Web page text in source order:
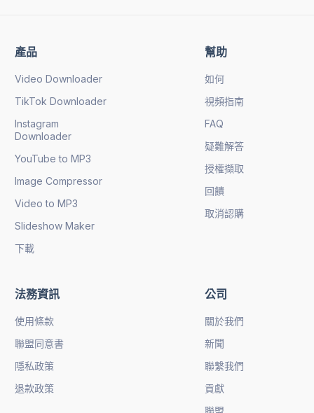
產品
Video Downloader
TikTok Downloader
Instagram
Downloader
YouTube to MP3
Image Compressor
Video to MP3
Slideshow Maker
下載
幫助
如何
視頻指南
FAQ
疑難解答
授權擷取
回饋
取消認購
法務資訊
使用條款
聯盟同意書
隱私政策
退款政策
公司
關於我們
新聞
聯繫我們
貢獻
聯盟